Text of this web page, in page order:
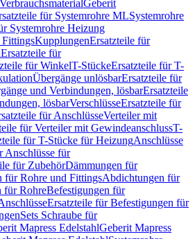
VerbrauchsmaterialGeberit
für Systemrohre MLSystemrohre
Systemrohre Heizung
FittingsKupplungenErsatzteile für
Ersatzteile für
für WinkelT-StückeErsatzteile für T-
Übergänge unlösbarErsatzteile für
und Verbindungen, lösbarErsatzteile
lösbarVerschlüsseErsatzteile für
für AnschlüsseVerteiler mit
für Verteiler mit GewindeanschlussT-
für T-Stücke für HeizungAnschlüsse
Anschlüsse für
für ZubehörDämmungen für
für Rohre und FittingsAbdichtungen für
für RohreBefestigungen für
Ersatzteile für Befestigungen für
Sets Schraube für
Mapress EdelstahlGeberit Mapress